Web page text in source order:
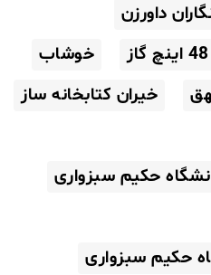
داورزن
خوشاب
خیران کتابخانه ساز
حکیم سبزواری
حکیم سبزواری